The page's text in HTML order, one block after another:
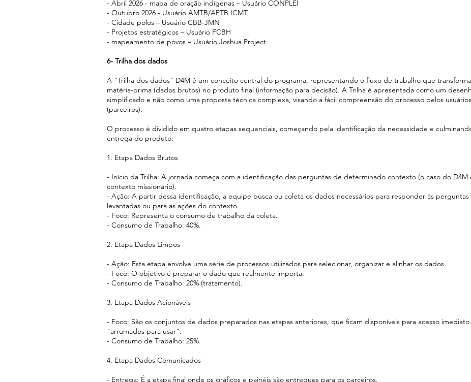
- Abril 2026 - mapa de oração indígenas – Usuário CONPLEI
- Outubro 2026 - Usuário AMTB/APTB ICMT
- Cidade polos – Usuário CBB-JMN
- Projetos estratégicos – Usuário FCBH
- mapeamento de povos – Usuário Joshua Project
6- Trilha dos dados
A "Trilha dos dados" D4M é um conceito central do programa, representando o fluxo de trabalho que
matéria-prima (dados brutos) no produto final (informação para decisão). A Trilha é apresentada como um
simplificado e não como uma proposta técnica complexa, visando a fácil compreensão do processo pelos usuários
(parceiros).
O processo é dividido em quatro etapas sequenciais, começando pela identificação da necessidade e
entrega do produto:
1. Etapa Dados Brutos
- Início da Trilha: A jornada começa com a identificação das perguntas de determinado contexto (o caso do D4M
contexto missionário).
- Ação: A partir dessa identificação, a equipe busca ou coleta os dados necessários para responder às perguntas
levantadas ou para as ações do contexto.
- Foco: Representa o consumo de trabalho da coleta.
- Consumo de Trabalho: 40%.
2. Etapa Dados Limpos
- Ação: Esta etapa envolve uma série de processos utilizados para selecionar, organizar e alinhar os dados.
- Foco: O objetivo é preparar o dado que realmente importa.
- Consumo de Trabalho: 20% (tratamento).
3. Etapa Dados Acionáveis
- Foco: São os conjuntos de dados preparados nas etapas anteriores, que ficam disponíveis para acesso
"arrumados para usar".
- Consumo de Trabalho: 25%.
4. Etapa Dados Comunicados
- Entrega: É a etapa final onde os gráficos e painéis são entregues para os parceiros.